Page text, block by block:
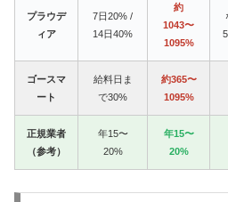
プラウデ
ィア
7日20% /
14日40%
約
1043〜
1095%
ゴースマ
ート
給料日ま
で30%
約365〜
1095%
正規業者
（参考）
年15〜
20%
年15〜
20%